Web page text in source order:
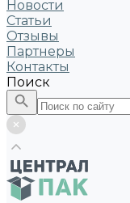
Новости
Статьи
Отзывы
Партнеры
Контакты
Поиск